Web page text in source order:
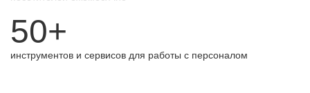
50+
инструментов и сервисов для работы с персоналом